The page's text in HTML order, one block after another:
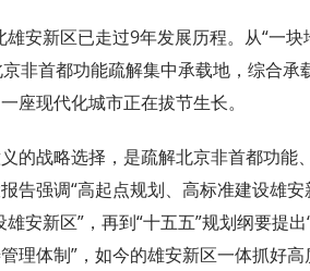
安新区已走过9年发展历程。从“一块
非首都功能疏解集中承载地，综合承
座现代化城市正在拔节生长。
的战略选择，是疏解北京非首都功能
告强调“高起点规划、高标准建设雄安
安新区”，再到“十五五”规划纲要提
理体制”，如今的雄安新区一体抓好